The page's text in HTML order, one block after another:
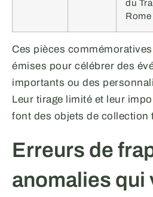
du
Rome
Ces pièces
émises pour célébrer des
importants ou des
Leur tirage limité et leur
font des objets de collection
Erreurs de
anomalies qui